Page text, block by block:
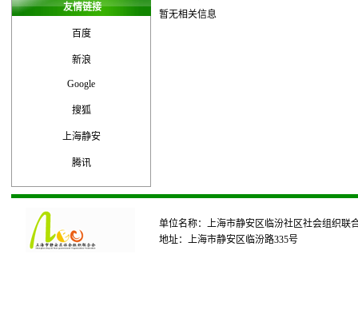
友情链接
百度
新浪
Google
搜狐
上海静安
腾讯
暂无相关信息
单位名称：上海市静安区临汾社区社会组织联
地址：上海市静安区临汾路335号